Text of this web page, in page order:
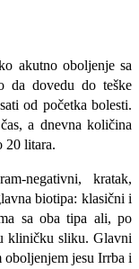
akutno oboljenje sa
da dovedu do teške
od početka bolesti.
a dnevna količina
20 litara.
negativni, kratak,
biotipa: klasični i
sa oba tipa ali, po
kliničku sliku. Glavni
jesu Irrba i